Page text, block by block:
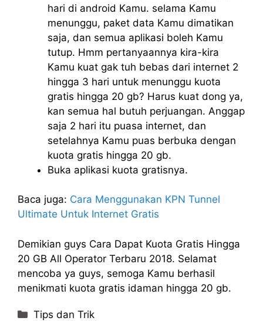
hari di android Kamu. selama Kamu
menunggu, paket data Kamu dimatikan
saja, dan semua aplikasi boleh Kamu
tutup. Hmm pertanyaannya kira-kira
Kamu kuat gak tuh bebas dari internet 2
hingga 3 hari untuk menunggu kuota
gratis hingga 20 gb? Harus kuat dong ya,
kan semua hal butuh perjuangan. Anggap
saja 2 hari itu puasa internet, dan
setelahnya Kamu puas berbuka dengan
kuota gratis hingga 20 gb.
Buka aplikasi kuota gratisnya.
Baca juga: Cara Menggunakan KPN Tunnel
Ultimate Untuk Internet Gratis
Demikian guys Cara Dapat Kuota Gratis Hingga
20 GB All Operator Terbaru 2018. Selamat
mencoba ya guys, semoga Kamu berhasil
menikmati kuota gratis idaman hingga 20 gb.
Categories
Tips dan Trik